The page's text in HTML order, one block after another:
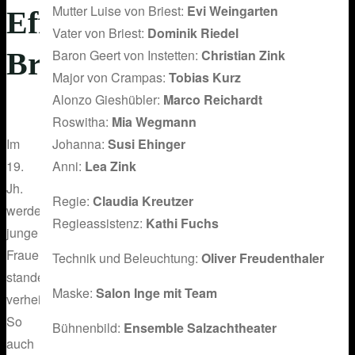
Effi
Briest
Im
19.
Jh.
werden
junge
Frauen
standesgemäß
verheiratet.
So
auch
Mutter Luise von Briest: Evi Weingarten
Vater von Briest: Dominik Riedel
Baron Geert von Instetten: Christian Zink
Major von Crampas: Tobias Kurz
Alonzo Gieshübler: Marco Reichardt
Roswitha: Mia Wegmann
Johanna: Susi Ehinger
Anni: Lea Zink
Regie: Claudia Kreutzer
Regieassistenz: Kathi Fuchs
Technik und Beleuchtung: Oliver Freudenthaler
Maske: Salon Inge mit Team
Bühnenbild: Ensemble Salzachtheater